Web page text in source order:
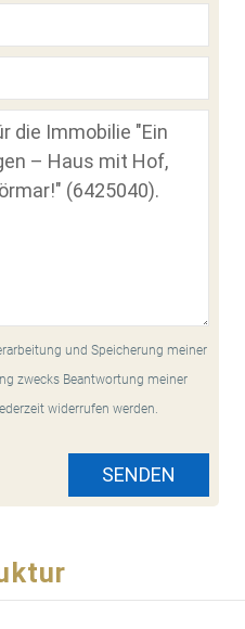
und Speicherung meiner
zwecks Beantwortung meiner
widerrufen werden.
SENDEN